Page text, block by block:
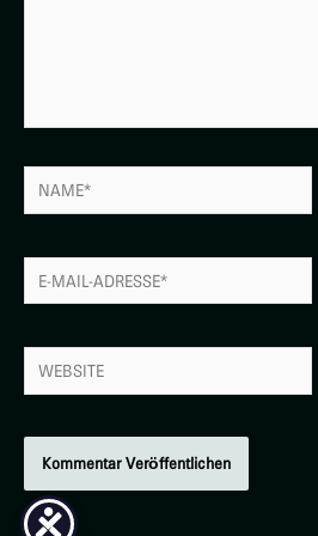
NAME*
MAIL-
WEBSITE